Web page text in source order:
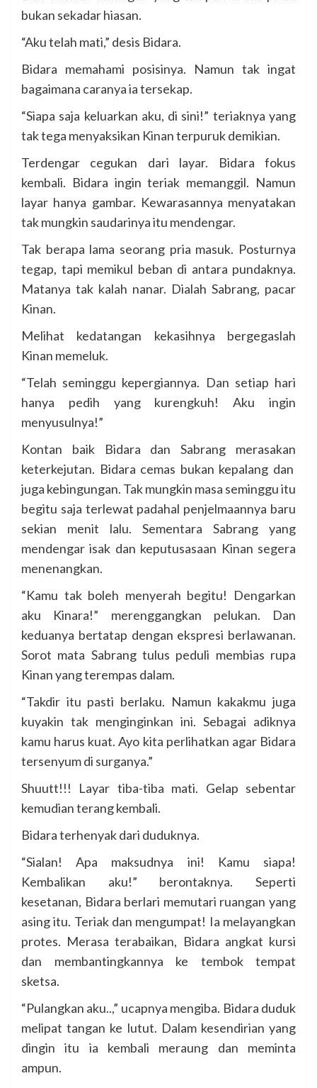
bukan sekadar hiasan.
“Aku telah mati,” desis Bidara.
Bidara memahami posisinya. Namun tak ingat
bagaimana caranya ia tersekap.
“Siapa saja keluarkan aku, di sini!” teriaknya yang
tak tega menyaksikan Kinan terpuruk demikian.
Terdengar cegukan dari layar. Bidara fokus
kembali. Bidara ingin teriak memanggil. Namun
layar hanya gambar. Kewarasannya menyatakan
tak mungkin saudarinya itu mendengar.
Tak berapa lama seorang pria masuk. Posturnya
tegap, tapi memikul beban di antara pundaknya.
Matanya tak kalah nanar. Dialah Sabrang, pacar
Kinan.
Melihat kedatangan kekasihnya bergegaslah
Kinan memeluk.
“Telah seminggu kepergiannya. Dan setiap hari
hanya pedih yang kurengkuh! Aku ingin
menyusulnya!”
Kontan baik Bidara dan Sabrang merasakan
keterkejutan. Bidara cemas bukan kepalang dan
juga kebingungan. Tak mungkin masa seminggu itu
begitu saja terlewat padahal penjelmaannya baru
sekian menit lalu. Sementara Sabrang yang
mendengar isak dan keputusasaan Kinan segera
menenangkan.
“Kamu tak boleh menyerah begitu! Dengarkan
aku Kinara!” merenggangkan pelukan. Dan
keduanya bertatap dengan ekspresi berlawanan.
Sorot mata Sabrang tulus peduli membias rupa
Kinan yang terempas dalam.
“Takdir itu pasti berlaku. Namun kakakmu juga
kuyakin tak menginginkan ini. Sebagai adiknya
kamu harus kuat. Ayo kita perlihatkan agar Bidara
tersenyum di surganya.”
Shuutt!!! Layar tiba-tiba mati. Gelap sebentar
kemudian terang kembali.
Bidara terhenyak dari duduknya.
“Sialan! Apa maksudnya ini! Kamu siapa!
Kembalikan aku!” berontaknya. Seperti
kesetanan, Bidara berlari memutari ruangan yang
asing itu. Teriak dan mengumpat! Ia melayangkan
protes. Merasa terabaikan, Bidara angkat kursi
dan membantingkannya ke tembok tempat
sketsa.
“Pulangkan aku..,” ucapnya mengiba. Bidara duduk
melipat tangan ke lutut. Dalam kesendirian yang
dingin itu ia kembali meraung dan meminta
ampun.